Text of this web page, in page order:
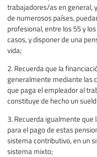
trabajadores/as en general,
de numerosos países,
profesional, entre los 55 y
casos, y disponer de una
vida;
2. Recuerda que la
generalmente mediante las
que paga el empleador al
constituye de hecho un
3. Recuerda igualmente que
para el pago de estas
sistema contributivo, en un
sistema mixto;